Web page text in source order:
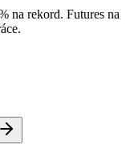
na rekord. Futures na